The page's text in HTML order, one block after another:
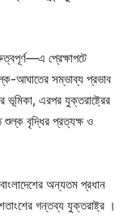
প্রেক্ষাপটে
আঘাতের সম্ভাব্য প্রভাব
ভূমিকা, এরপর যুক্তরাষ্ট্রের
শুল্ক বৃদ্ধির প্রত্যক্ষ ও
অন্যতম প্রধান
গন্তব্য যুক্তরাষ্ট্র ।